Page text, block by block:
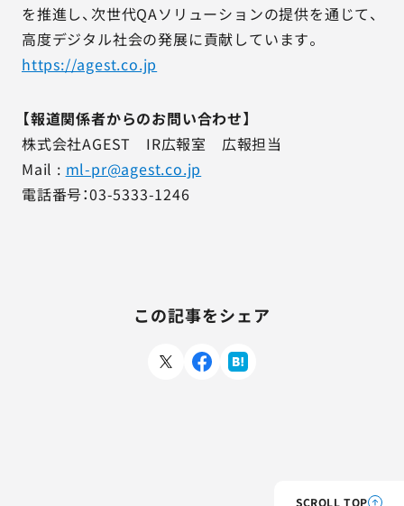
を推進し、次世代QAソリューションの提供を通じて、
高度デジタル社会の発展に貢献しています。
https://agest.co.jp
【報道関係者からのお問い合わせ】
株式会社AGEST IR広報室 広報担当
Mail : ml-pr@agest.co.jp
電話番号：03-5333-1246
この記事をシェア
SCROLL TOP